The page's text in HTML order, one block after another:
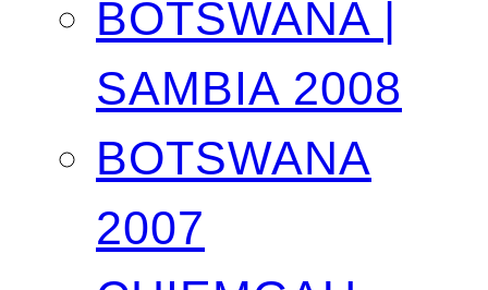
BOTSWANA |
SAMBIA 2008
BOTSWANA
2007